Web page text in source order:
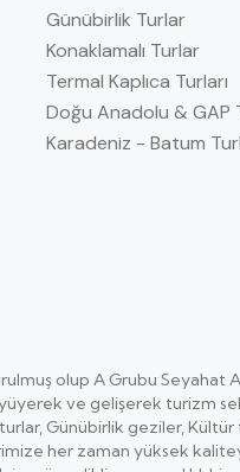
Günübirlik Turlar
Konaklamalı Turlar
Termal Kaplıca Turları
Doğu Anadolu & GAP
Karadeniz - Batum
kurulmuş olup A Grubu
ve gelişerek turizm
Günübirlik geziler,
her zaman yüksek